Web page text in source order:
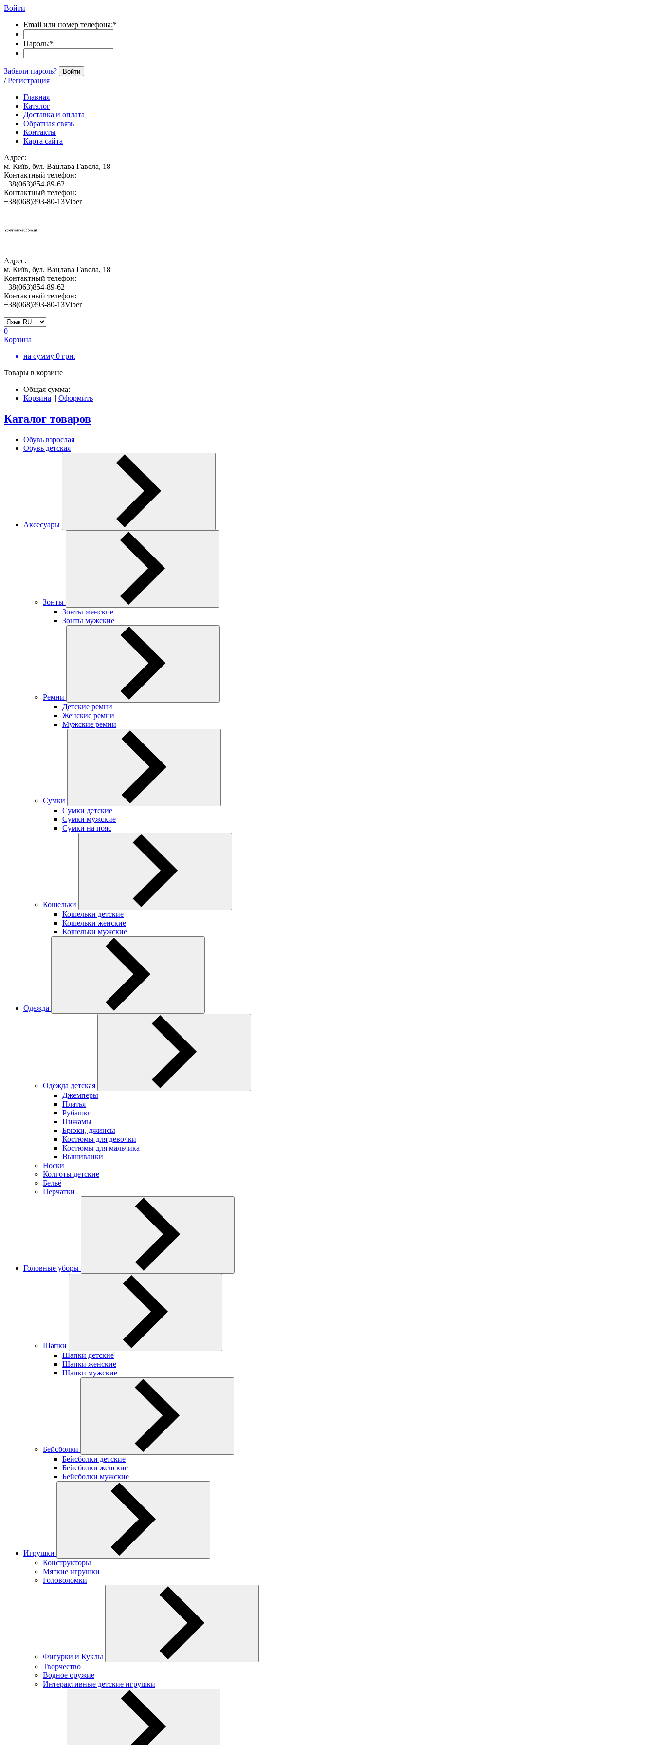
Войти
Email или номер телефона:*
Пароль:*
Забыли пароль? Войти
/ Регистрация
Главная
Каталог
Доставка и оплата
Обратная связь
Контакты
Карта сайта
Адрес:
м. Київ, бул. Вацлава Гавела, 18
Контактный телефон:
+38(063)854-89-62
Контактный телефон:
+38(068)393-80-13Viber
Адрес:
м. Київ, бул. Вацлава Гавела, 18
Контактный телефон:
+38(063)854-89-62
Контактный телефон:
+38(068)393-80-13Viber
0
Корзина
на сумму 0 грн.
Товары в корзине
Общая сумма:
Корзина | Оформить
Каталог товаров
Обувь взрослая
Обувь детская
Аксесуары
Зонты
Зонты женские
Зонты мужские
Ремни
Детские ремни
Женские ремни
Мужские ремни
Сумки
Сумки детские
Сумки мужские
Сумки на пояс
Кошельки
Кошельки детские
Кошельки женские
Кошельки мужские
Одежда
Одежда детская
Джемперы
Платья
Рубашки
Пижамы
Брюки, джинсы
Костюмы для девочки
Костюмы для мальчика
Вышиванки
Носки
Колготы детские
Бельё
Перчатки
Головные уборы
Шапки
Шапки детские
Шапки женские
Шапки мужские
Бейсболки
Бейсболки детские
Бейсболки женские
Бейсболки мужские
Игрушки
Конструкторы
Мягкие игрушки
Головоломки
Фигурки и Куклы
Творчество
Водное оружие
Интерактивные детские игрушки